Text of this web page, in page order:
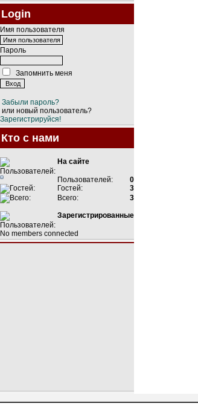
Login
Имя пользователя
Пароль
Запомнить меня
Забыли пароль?
или новый пользователь?
Зарегистрируйся!
Кто с нами
На сайте
Пользователей:
0
Гостей:
3
Всего:
3
Зарегистрированные
No members connected